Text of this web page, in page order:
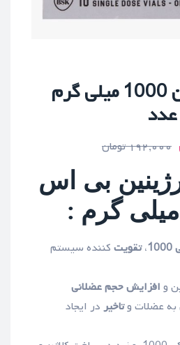
ویال ال آرژنین 1000 میلی گرم
۱۹۲,۰۰۰تومان
بی اس
،تقویت کننده سیستم
و افزایش حجم عضلانی
به عضلات وتاخیر در ایجاد